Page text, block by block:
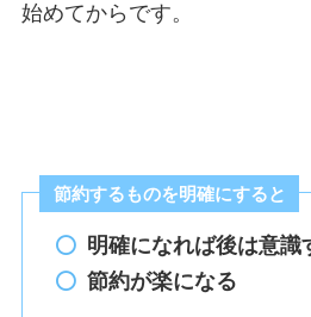
始めてからです。
節約するものを明確にすると
明確になれば後は意識
節約が楽になる